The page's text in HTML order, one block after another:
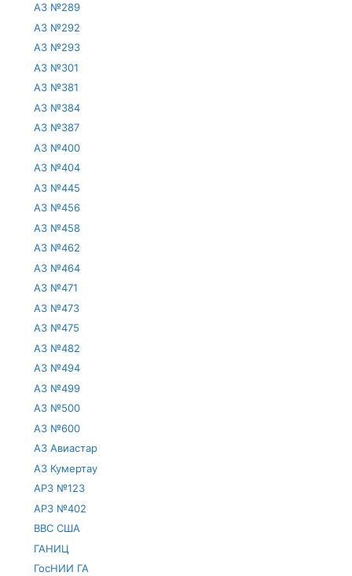
АЗ №289
АЗ №292
АЗ №293
АЗ №301
АЗ №381
АЗ №384
АЗ №387
АЗ №400
АЗ №404
АЗ №445
АЗ №456
АЗ №458
АЗ №462
АЗ №464
АЗ №471
АЗ №473
АЗ №475
АЗ №482
АЗ №494
АЗ №499
АЗ №500
АЗ №600
АЗ Авиастар
АЗ Кумертау
АРЗ №123
АРЗ №402
ВВС США
ГАНИЦ
ГосНИИ ГА